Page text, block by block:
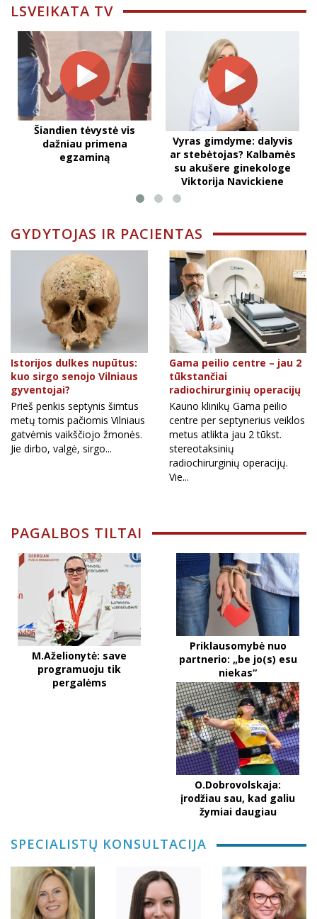
LSVEIKATA TV
Šiandien tėvystė vis
dažniau primena
egzaminą
Vyras gimdyme: dalyvis
ar stebėtojas? Kalbamės
su akušere ginekologe
Viktorija Navickiene
GYDYTOJAS IR PACIENTAS
Istorijos dulkes nupūtus:
kuo sirgo senojo Vilniaus
gyventojai?
Prieš penkis septynis šimtus
metų tomis pačiomis Vilniaus
gatvėmis vaikščiojo žmonės.
Jie dirbo, valgė, sirgo...
Gama peilio centre – jau 2
tūkstančiai
radiochirurginių operacijų
Kauno klinikų Gama peilio
centre per septynerius veiklos
metus atlikta jau 2 tūkst.
stereotaksinių
radiochirurginių operacijų.
Vie...
PAGALBOS TILTAI
M.Aželionytė: save
programuoju tik
pergalėms
Priklausomybė nuo
partnerio: „be jo(s) esu
niekas“
O.Dobrovolskaja:
įrodžiau sau, kad galiu
žymiai daugiau
SPECIALISTŲ KONSULTACIJA